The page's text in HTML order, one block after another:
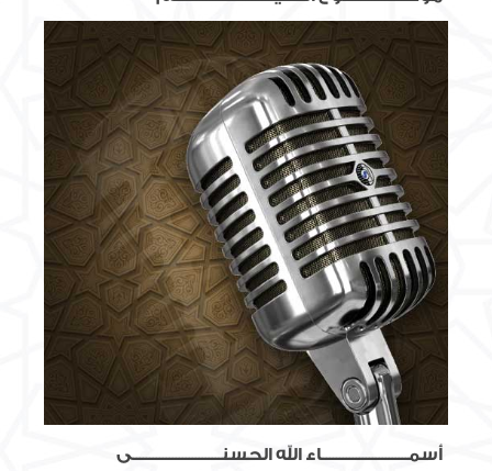
أسمــــــــــــــــــــــــــاء الله الحسنـــــــــــــــــــــــــــى